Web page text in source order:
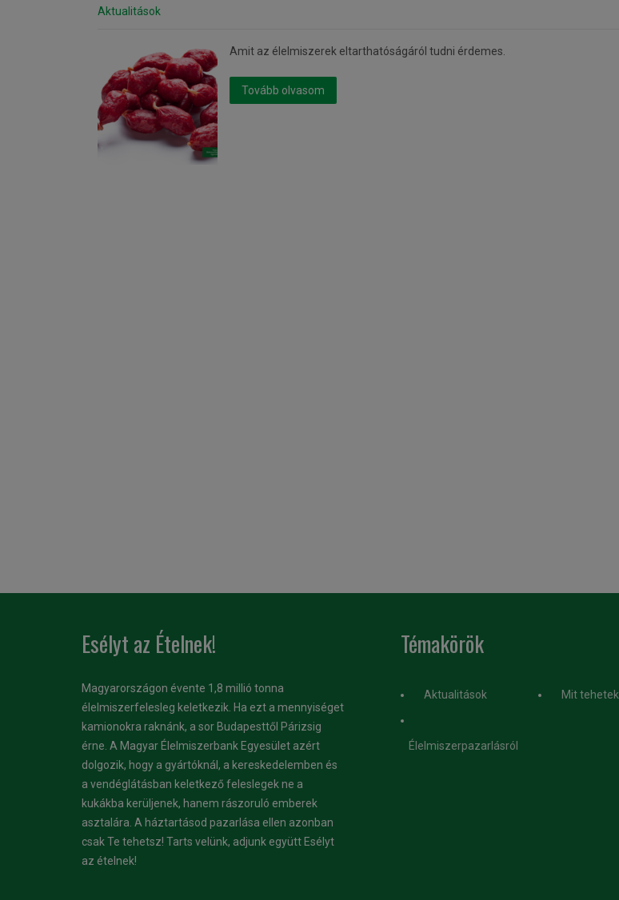
Aktualitások
Amit az élelmiszerek eltarthatóságáról tudni érdemes.
Tovább olvasom
Esélyt az Ételnek!
Magyarországon évente 1,8 millió tonna
élelmiszerfelesleg keletkezik. Ha ezt a mennyiséget
kamionokra raknánk, a sor Budapesttől Párizsig
érne. A Magyar Élelmiszerbank Egyesület azért
dolgozik, hogy a gyártóknál, a kereskedelemben és
a vendéglátásban keletkező feleslegek ne a
kukákba kerüljenek, hanem rászoruló emberek
asztalára. A háztartásod pazarlása ellen azonban
csak Te tehetsz! Tarts velünk, adjunk együtt Esélyt
az ételnek!
Témakörök
Aktualitások
Élelmiszerpazarlásról
Mit tehetek